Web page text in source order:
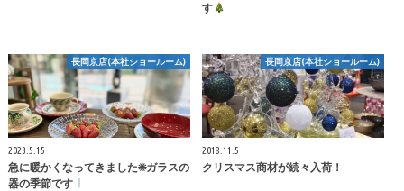
す
長岡京店(本社ショールーム)
2023.5.15
急に暖かくなってきました☀ガラスの
器の季節です
長岡京店(本社ショールーム)
2018.11.5
クリスマス商材が続々入荷！